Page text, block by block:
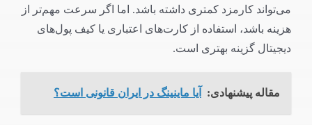
می‌تواند کارمزد کمتری داشته باشد. اما اگر سرعت مهم‌تر از
هزینه باشد، استفاده از کارت‌های اعتباری یا کیف پول‌های
دیجیتال گزینه بهتری است.
مقاله پیشنهادی: آیا ماینینگ در ایران قانونی است؟